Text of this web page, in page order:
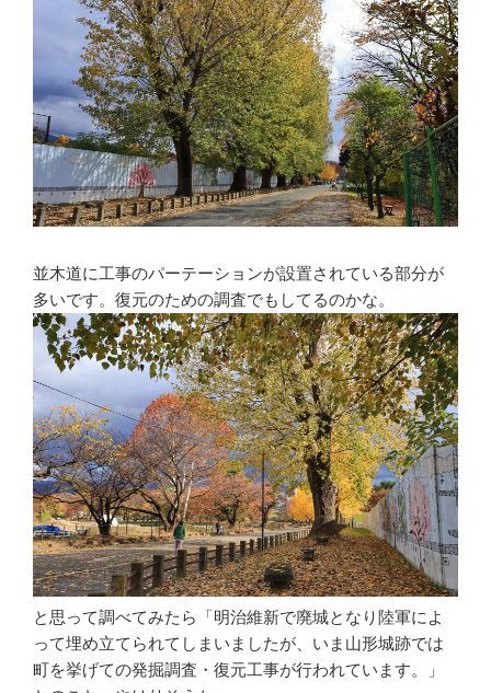
並木道に工事のパーテーションが設置されている部分が
多いです。復元のための調査でもしてるのかな。
と思って調べてみたら「明治維新で廃城となり陸軍によ
って埋め立てられてしまいましたが、いま山形城跡では
町を挙げての発掘調査・復元工事が行われています。」